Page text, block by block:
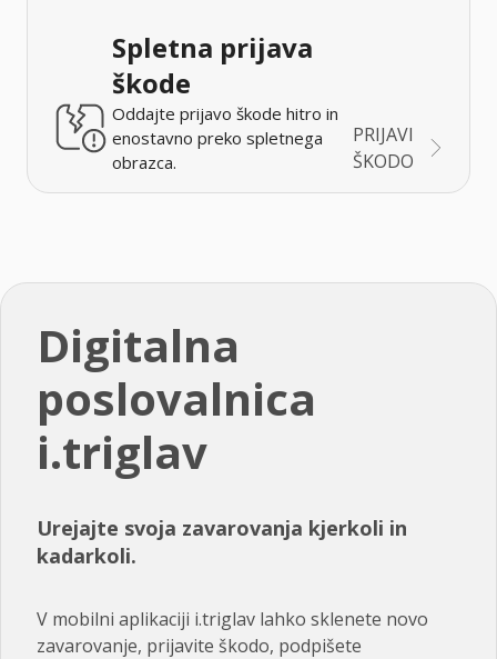
Spletna prijava
škode
Oddajte prijavo škode hitro in
enostavno preko spletnega
obrazca.
PRIJAVI
ŠKODO
Digitalna
poslovalnica
i.triglav
Urejajte svoja zavarovanja kjerkoli in
kadarkoli.
V mobilni aplikaciji i.triglav lahko sklenete novo
zavarovanje, prijavite škodo, podpišete